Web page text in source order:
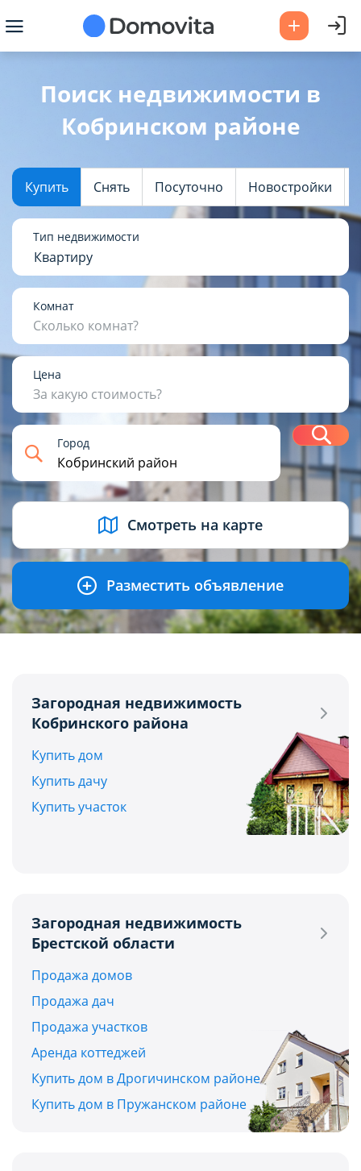
Поиск недвижимости в
Кобринском районе
Купить Снять Посуточно Новостройки
Тип недвижимости
Квартиру
Комнат
Сколько комнат?
Цена
За какую стоимость?
USD BYN EUR RUB
Город
Смотреть на карте
Разместить объявление
Загородная недвижимость
Кобринского района
Купить дом
Купить дачу
Купить участок
Загородная недвижимость
Брестской области
Продажа домов
Продажа дач
Продажа участков
Аренда коттеджей
Купить дом в Дрогичинском районе
Купить дом в Пружанском районе
Да Выбрать город